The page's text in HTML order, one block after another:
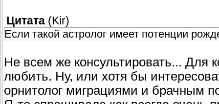
Цитата ( Kir)
Если такой астролог имеет потенции
Не всем же консультировать... Для
любить. Ну, или хотя бы
орнитолог миграциями и брачным